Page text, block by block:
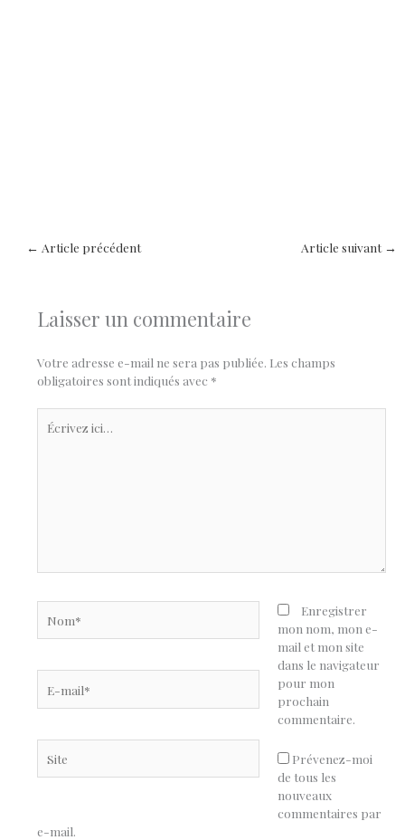
← Article précédent Article suivant →
Laisser un commentaire
Votre adresse e-mail ne sera pas publiée. Les champs
obligatoires sont indiqués avec *
ici…
mail*
Enregistrer
mon nom, mon e-
mail et mon site
dans le navigateur
pour mon
prochain
commentaire.
Prévenez-moi
de tous les
nouveaux
commentaires par
e-mail.